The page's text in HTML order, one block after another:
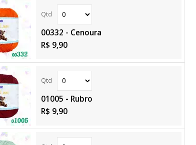
00332 - Cenoura
R$ 9,90
01005 - Rubro
R$ 9,90